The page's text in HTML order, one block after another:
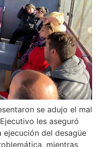
se adujo el mal
les aseguró
del desagüe
mientras